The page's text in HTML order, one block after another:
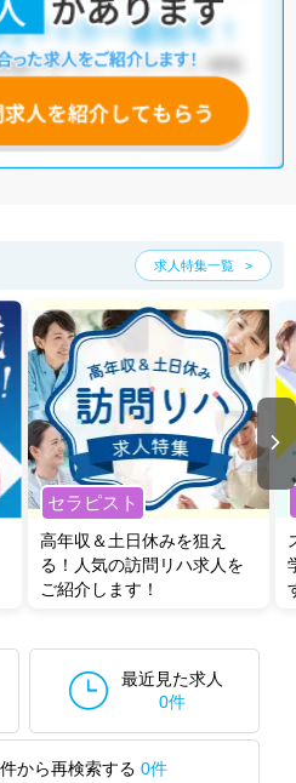
求人特集一覧
セラピスト
高年収＆土日休みを狙え
る！人気の訪問リハ求人を
ご紹介します！
最近見た求人
0件
から再検索する 0件